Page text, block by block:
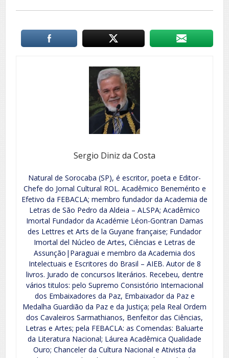
Sergio Diniz da Costa
Natural de Sorocaba (SP), é escritor, poeta e Editor-
Chefe do Jornal Cultural ROL. Acadêmico Benemérito e
Efetivo da FEBACLA; membro fundador da Academia de
Letras de São Pedro da Aldeia – ALSPA; Acadêmico
Imortal Fundador da Académie Léon-Gontran Damas
des Lettres et Arts de la Guyane française; Fundador
Imortal del Núcleo de Artes, Ciências e Letras de
Assunção|Paraguai e membro da Academia dos
Intelectuais e Escritores do Brasil – AIEB. Autor de 8
livros. Jurado de concursos literários. Recebeu, dentre
vários titulos: pelo Supremo Consistório Internacional
dos Embaixadores da Paz, Embaixador da Paz e
Medalha Guardião da Paz e da Justiça; pela Real Ordem
dos Cavaleiros Sarmathianos, Benfeitor das Ciências,
Letras e Artes; pela FEBACLA: as Comendas: Baluarte
da Literatura Nacional; Láurea Acadêmica Qualidade
Ouro; Chanceler da Cultura Nacional e Ativista da